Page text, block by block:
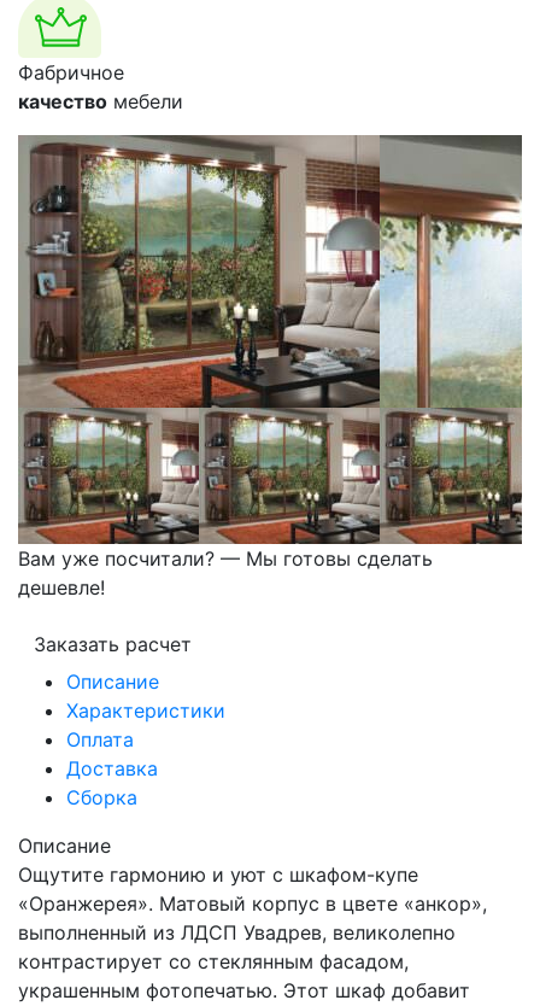
Фабричное
качество мебели
Вам уже посчитали? — Мы готовы сделать
дешевле!
Заказать расчет
Описание
Характеристики
Оплата
Доставка
Сборка
Описание
Ощутите гармонию и уют с шкафом-купе
«Оранжерея». Матовый корпус в цвете «анкор»,
выполненный из ЛДСП Увадрев, великолепно
контрастирует со стеклянным фасадом,
украшенным фотопечатью. Этот шкаф добавит